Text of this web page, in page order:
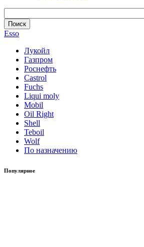
Esso
Лукойл
Газпром
Роснефть
Castrol
Fuchs
Liqui moly
Mobil
Oil Right
Shell
Teboil
Wolf
По назначению
Популярное